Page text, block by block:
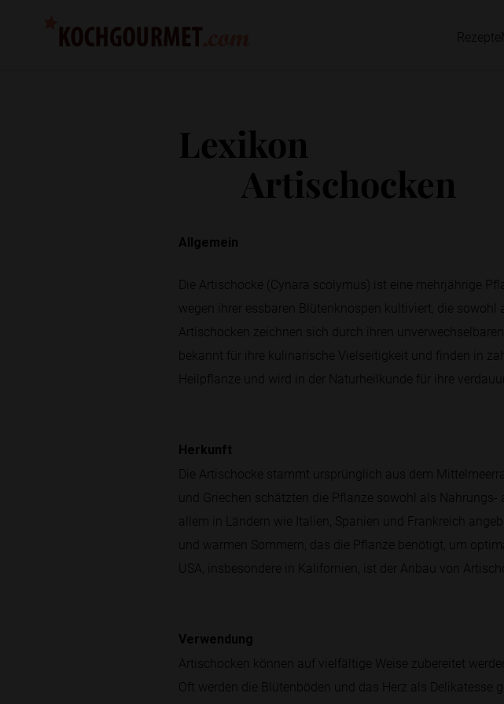
Rezepte
Lexikon
Artischocken
Allgemein
Die Artischocke (Cynara scolymus) ist eine mehrjährige
wegen ihrer essbaren Blütenknospen kultiviert, die
Artischocken zeichnen sich durch ihren
bekannt für ihre kulinarische Vielseitigkeit und finden in
Heilpflanze und wird in der Naturheilkunde für ihre
Herkunft
Die Artischocke stammt ursprünglich aus dem
und Griechen schätzten die Pflanze sowohl als
allem in Ländern wie Italien, Spanien und Frankreich
und warmen Sommern, das die Pflanze benötigt, um
USA, insbesondere in Kalifornien, ist der Anbau von
Verwendung
Artischocken können auf vielfältige Weise zubereitet
Oft werden die Blütenböden und das Herz als Delikatesse